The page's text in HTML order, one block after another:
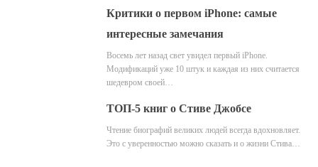
Критики о первом iPhone: самые
интересные замечания
Восемь лет назад свет увидел первый iPhone.
Модификаций уже 10 штук и каждая из них считается
шедевром своей…
ТОП-5 книг о Стиве Джобсе
Чтение биографий великих людей всегда вдохновляет.
Это с уверенностью можно сказать и о жизни Стива…